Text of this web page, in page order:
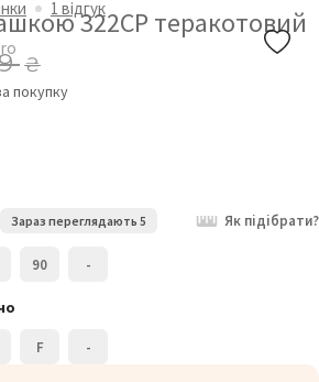
1 відгук
322CP теракотовий
₴
покупку
Зараз переглядають 5 Як підібрати?
90 -
F -